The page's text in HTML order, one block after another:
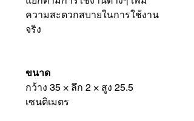
ความสะดวกสบายในการใช้งาน
จริง
ขนาด
กว้าง 35 × ลึก 2 × สูง 25.5
เซนติเมตร